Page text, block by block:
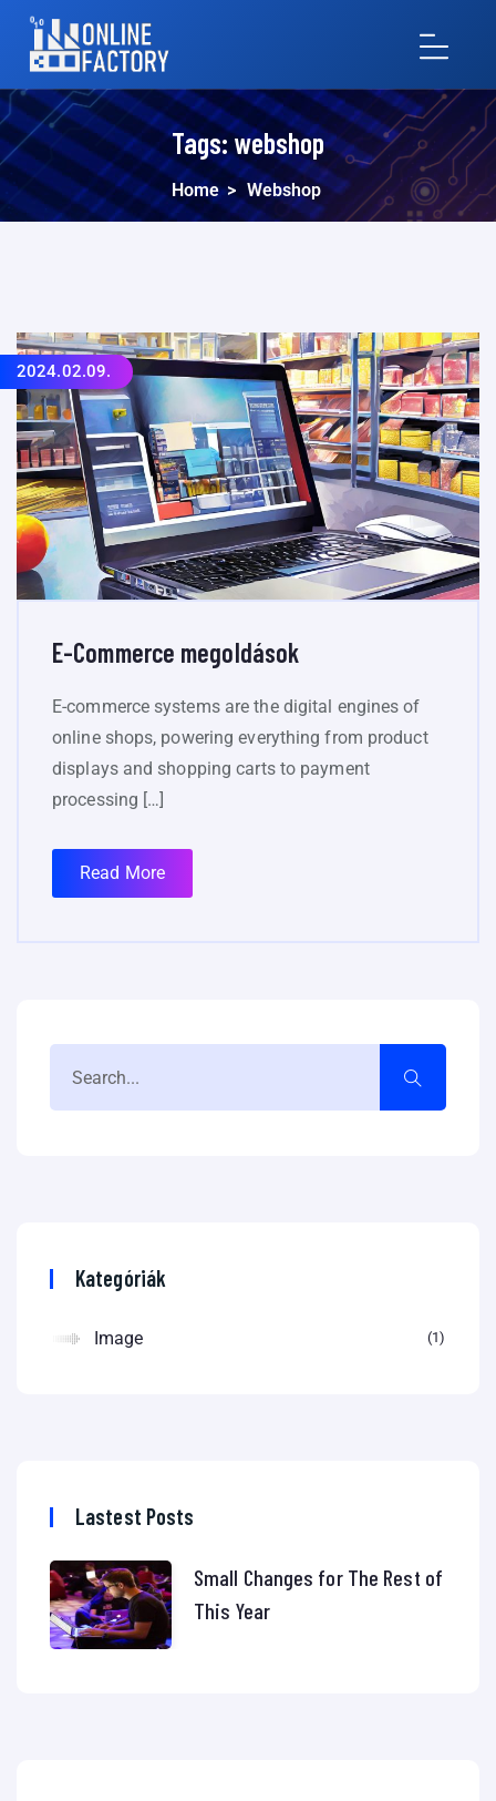
Tags:webshop
Home > Webshop
2024.02.09.
E-Commerce megoldások
E-commerce systems are the digital engines of
online shops, powering everything from product
displays and shopping carts to payment
processing […]
Read More
Kategóriák
Image 1
Lastest Posts
Small Changes for The Rest of
This Year